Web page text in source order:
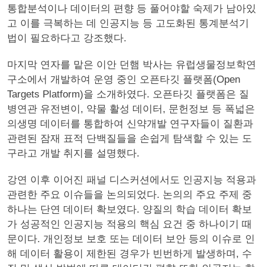
통합분석이나 데이터의 편향 등 풀어야할 숙제가 남아있
고 이를 극복하는 데 인공지능 등 고도화된 통계분석기
법이 필요하다고 강조했다.
마지막 연자를 맡은 이안 던햄 박사는 유럽생물정보학연
구소에서 개발하여 운영 중인 오픈타깃 플랫폼(Open
Targets Platform)을 소개하였다. 오픈타깃 플랫폼은 질
병연관 유전변이, 약물 활성 데이터, 문헌정보 등 폭넓은
의생명 데이터를 통합하여 신약개발 연구자들이 질환과
관련된 잠재 표적 단백질들을 손쉽게 탐색할 수 있는 도
구라고 개발 취지를 설명했다.
강연 이후 이어진 패널 디스커션에서도 인공지능 적용과
관련한 주요 이슈들을 논의되었다. 논의의 주요 주제 중
하나는 단연 데이터 확보였다. 양질의 학습 데이터 확보
가 성공적인 인공지능 적용의 핵심 요건 중 하나이기 때
문이다. 개인정보 보호 또는 데이터 보안 등의 이슈로 인
해 데이터 활용이 제한된 경우가 빈번하게 발생하며, 수